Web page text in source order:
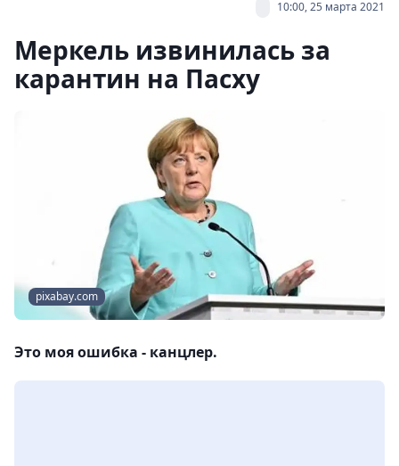
10:00, 25 марта 2021
Меркель извинилась за
карантин на Пасху
pixabay.com
Это моя ошибка - канцлер.